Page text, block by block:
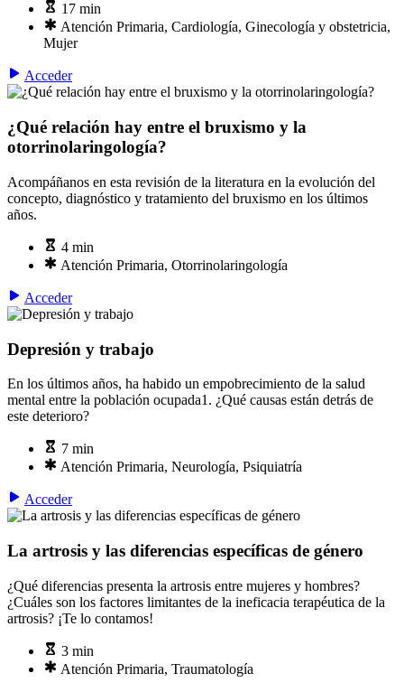
17 min
Atención Primaria, Cardiología, Ginecología y obstetricia,
Mujer
Acceder
¿Qué relación hay entre el bruxismo y la
otorrinolaringología?
Acompáñanos en esta revisión de la literatura en la evolución del
concepto, diagnóstico y tratamiento del bruxismo en los últimos
años.
4 min
Atención Primaria, Otorrinolaringología
Acceder
Depresión y trabajo
En los últimos años, ha habido un empobrecimiento de la salud
mental entre la población ocupada1. ¿Qué causas están detrás de
este deterioro?
7 min
Atención Primaria, Neurología, Psiquiatría
Acceder
La artrosis y las diferencias específicas de género
¿Qué diferencias presenta la artrosis entre mujeres y hombres?
¿Cuáles son los factores limitantes de la ineficacia terapéutica de la
artrosis? ¡Te lo contamos!
3 min
Atención Primaria, Traumatología